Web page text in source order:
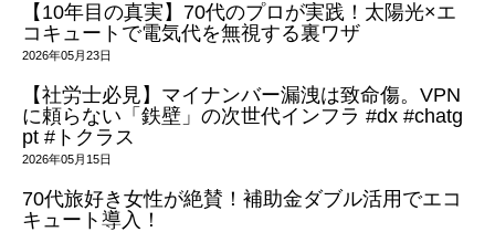
【10年目の真実】70代のプロが実践！太陽光×エ
コキュートで電気代を無視する裏ワザ
2026年05月23日
【社労士必見】マイナンバー漏洩は致命傷。VPN
に頼らない「鉄壁」の次世代インフラ #dx #chatg
pt #トクラス
2026年05月15日
70代旅好き女性が絶賛！補助金ダブル活用でエコ
キュート導入！